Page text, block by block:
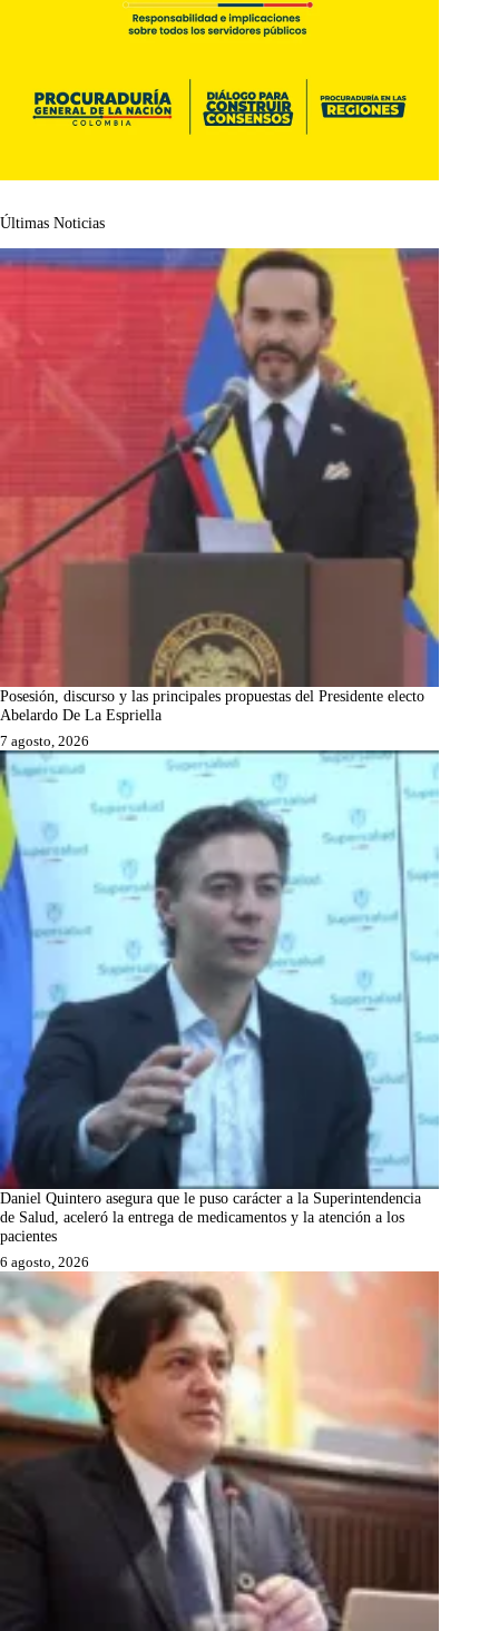
Últimas Noticias
Posesión, discurso y las principales propuestas del Presidente electo
Abelardo De La Espriella
7 agosto, 2026
Daniel Quintero asegura que le puso carácter a la Superintendencia
de Salud, aceleró la entrega de medicamentos y la atención a los
pacientes
6 agosto, 2026